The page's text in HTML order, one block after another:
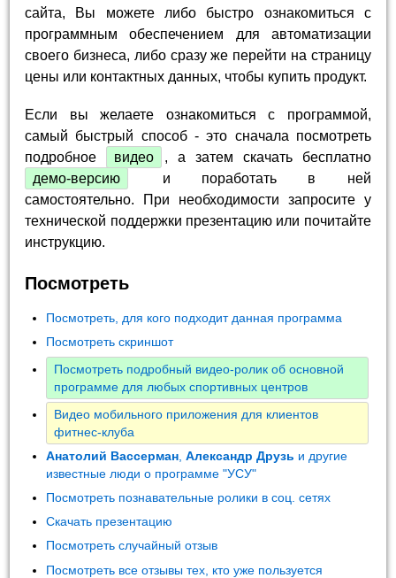
сайта, Вы можете либо быстро ознакомиться с
программным обеспечением для автоматизации
своего бизнеса, либо сразу же перейти на страницу
цены или контактных данных, чтобы купить продукт.
Если вы желаете ознакомиться с программой,
самый быстрый способ - это сначала посмотреть
подробное
видео
, а затем скачать бесплатно
демо-версию
и поработать в ней
самостоятельно. При необходимости запросите у
технической поддержки презентацию или почитайте
инструкцию.
Посмотреть
Посмотреть, для кого подходит данная программа
Посмотреть скриншот
Посмотреть подробный видео-ролик об основной
программе для любых спортивных центров
Видео мобильного приложения для клиентов
фитнес-клуба
Анатолий Вассерман ,Александр Друзь и другие
известные люди о программе "УСУ"
Посмотреть познавательные ролики в соц. сетях
Скачать презентацию
Посмотреть случайный отзыв
Посмотреть все отзывы тех, кто уже пользуется